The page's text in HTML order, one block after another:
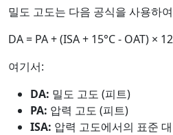
밀도 고도는 다음 공식을 사용하
DA = PA + (ISA + 15°C - OAT) ×
여기서:
DA: 밀도 고도 (피트)
PA: 압력 고도 (피트)
ISA: 압력 고도에서의 표준